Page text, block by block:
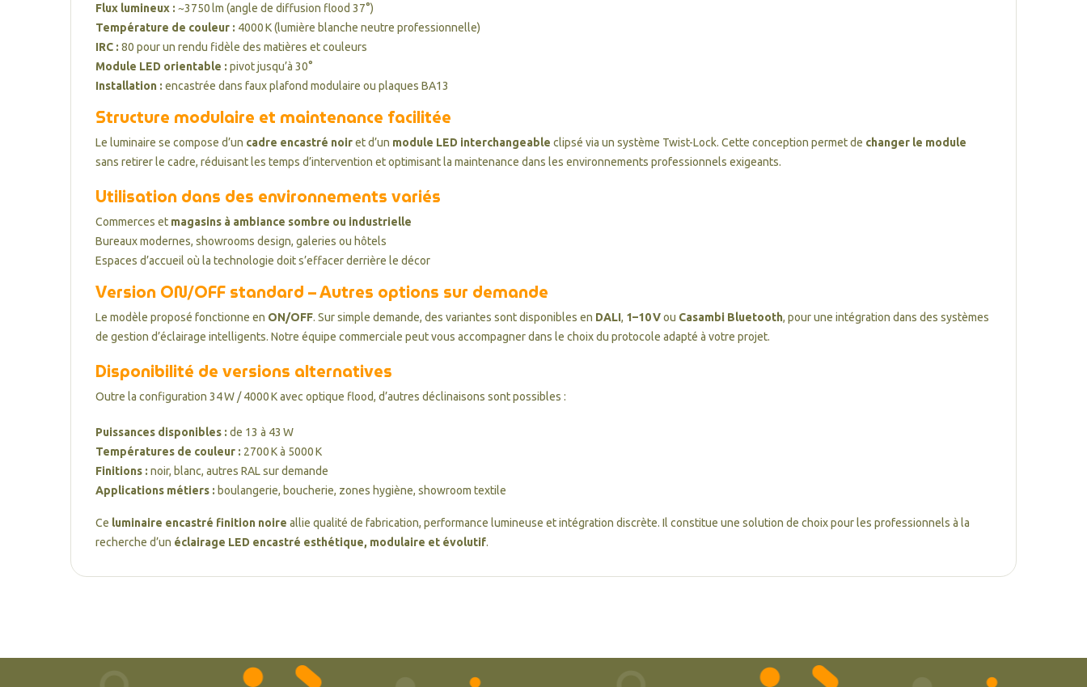
Flux lumineux : ~3750 lm (angle de diffusion flood 37°)
Température de couleur : 4000 K (lumière blanche neutre professionnelle)
IRC : 80 pour un rendu fidèle des matières et couleurs
Module LED orientable : pivot jusqu’à 30°
Installation : encastrée dans faux plafond modulaire ou plaques BA13
Structure modulaire et maintenance facilitée
Le luminaire se compose d’un cadre encastré noiret d’un module LED interchangeable clipsé via un système Twist-Lock. Cette conception permet de changer le module
sans retirer le cadre, réduisant les temps d’intervention et optimisant la maintenance dans les environnements professionnels exigeants.
Utilisation dans des environnements variés
Commerces et magasins à ambiance sombre ou industrielle
Bureaux modernes, showrooms design, galeries ou hôtels
Espaces d’accueil où la technologie doit s’effacer derrière le décor
Version ON/OFF standard – Autres options sur demande
Le modèle proposé fonctionne en ON/OFF. Sur simple demande, des variantes sont disponibles en DALI, 1–10 Vou Casambi Bluetooth, pour une intégration dans des systèmes
de gestion d’éclairage intelligents. Notre équipe commerciale peut vous accompagner dans le choix du protocole adapté à votre projet.
Disponibilité de versions alternatives
Outre la configuration 34 W / 4000 K avec optique flood, d’autres déclinaisons sont possibles :
Puissances disponibles : de 13 à 43 W
Températures de couleur : 2700 K à 5000 K
Finitions : noir, blanc, autres RAL sur demande
Applications métiers : boulangerie, boucherie, zones hygiène, showroom textile
Ce luminaire encastré finition noire allie qualité de fabrication, performance lumineuse et intégration discrète. Il constitue une solution de choix pour les professionnels à la
recherche d’un éclairage LED encastré esthétique, modulaire et évolutif.